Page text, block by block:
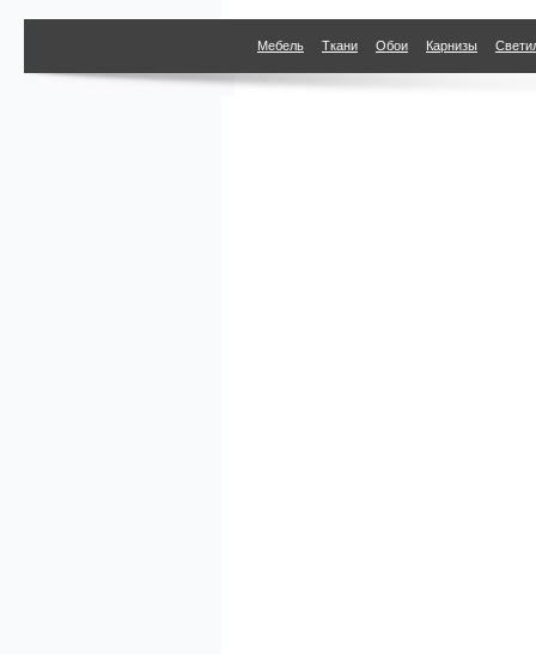
Мебель Ткани Обои Карнизы